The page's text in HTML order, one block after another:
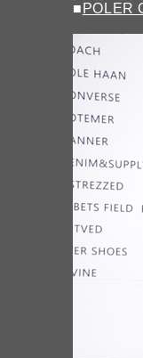
■ POLER